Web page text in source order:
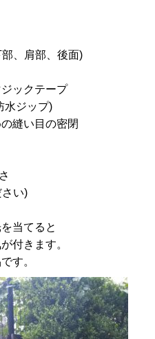
、肩部、後面)
ックテープ
水ジップ)
縫い目の密閉
い)
当てると
付きます。
す。